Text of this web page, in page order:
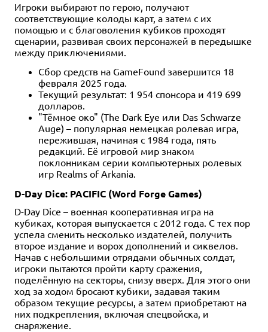
Игроки выбирают по герою, получают
соответствующие колоды карт, а затем с их
помощью и с благоволения кубиков проходят
сценарии, развивая своих персонажей в передышке
между приключениями.
Сбор средств на GameFound завершится 18
февраля 2025 года.
Текущий результат: 1 954 спонсора и 419 699
долларов.
"Тёмное око" (The Dark Eye или Das Schwarze
Auge) – популярная немецкая ролевая игра,
пережившая, начиная с 1984 года, пять
редакций. Её игровой мир знаком
поклонникам серии компьютерных ролевых
игр Realms of Arkania.
D-Day Dice: PACIFIC (Word Forge Games)
D-Day Dice – военная кооперативная игра на
кубиках, которая выпускается с 2012 года. С тех пор
успела сменить несколько издателей, получить
второе издание и ворох дополнений и сиквелов.
Начав с небольшими отрядами обычных солдат,
игроки пытаются пройти карту сражения,
поделённую на секторы, снизу вверх. Для этого они
ход за ходом бросают кубики, задавая таким
образом текущие ресурсы, а затем приобретают на
них подкрепления, включая спецвойска, и
снаряжение.